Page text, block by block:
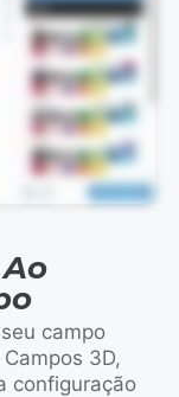
campo
3D,
configuração